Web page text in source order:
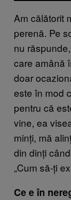
Am călătorit
perenă. Pe
nu
care amână
doar
este în mod
pentru că
vine, ea
minți, mă
din dinți
„Cum să-ți
Ce e în